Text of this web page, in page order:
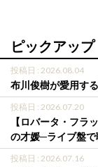
ピックアップ
投稿日 : 2026.08.04
布川俊樹が愛用す
投稿日 : 2026.07.20
【ロバータ・フラ
の才媛─ライブ盤
投稿日 : 2026.07.16